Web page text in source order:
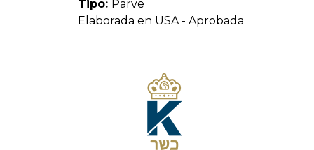
Tipo: Parve
Elaborada en USA - Aprobada